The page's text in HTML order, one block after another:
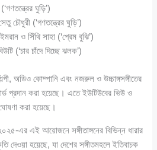
ঘুড়ি’)
চৌধুরী (‘গণতন্ত্রের ঘুড়ি’)
ইমরান ও সিঁথি সাহা (‘প্রেম বুঝি’)
(‘চার চাঁদে দিচ্ছে ঝলক’)
অডিও কোম্পানি এবং নজরুল ও উচ্চাঙ্গসঙ্গীতের
প্রদান করা হয়েছে। এতে ইউটিউবের ভিউ ও
করা হয়েছে।
এর এই আয়োজনে সঙ্গীতাঙ্গনের বিভিন্ন ধারার
দেওয়া হয়েছে, যা দেশের সঙ্গীতমহলে ইতিবাচক